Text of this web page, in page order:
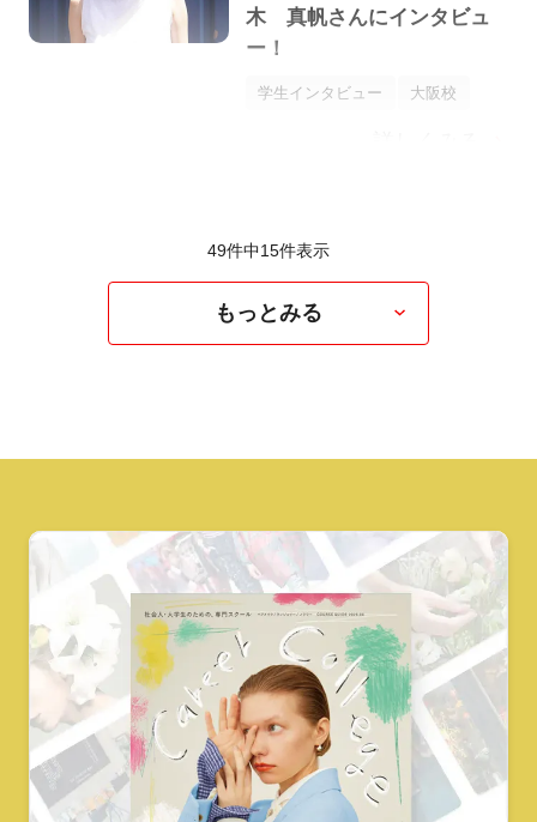
木 真帆さんにインタビュ
ー！
学生インタビュー 大阪校
49件中15件表示
もっとみる